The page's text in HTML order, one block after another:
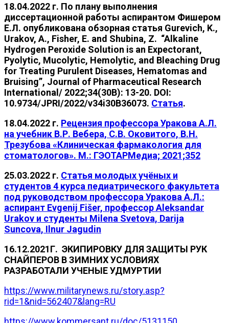
18.04.2022 г. По плану выполнения
диссертационной работы аспирантом Фишером
Е.Л. опубликована обзорная статья Gurevich, K.,
Urakov, A., Fisher, E. and Shubina, Z. “Alkaline
Hydrogen Peroxide Solution is an Expectorant,
Pyolytic, Mucolytic, Hemolytic, and Bleaching Drug
for Treating Purulent Diseases, Hematomas and
Bruising”, Journal of Pharmaceutical Research
International/ 2022;34(30B): 13-20. DOI:
10.9734/JPRI/2022/v34i30B36073. Статья.
18.04.2022 г. Рецензия профессора Уракова А.Л.
на учебник В.Р. Вебера, С.В. Оковитого, В.Н.
Трезубова «Клиническая фармакология для
стоматологов». М.: ГЭОТАРМедиа; 2021;352
25.03.2022 г. Статья молодых учёных и
студентов 4 курса педиатрического факультета
под руководством профессора Уракова А.Л.:
аспирант Evgenij Fišer, профессор Aleksandar
Urakov и студенты Milena Svetova, Darija
Suncova, Ilnur Jagudin
16.12.2021Г. ЭКИПИРОВКУ ДЛЯ ЗАЩИТЫ РУК
СНАЙПЕРОВ В ЗИМНИХ УСЛОВИЯХ
РАЗРАБОТАЛИ УЧЕНЫЕ УДМУРТИИ
https://www.militarynews.ru/story.asp?
rid=1&nid=562407&lang=RU